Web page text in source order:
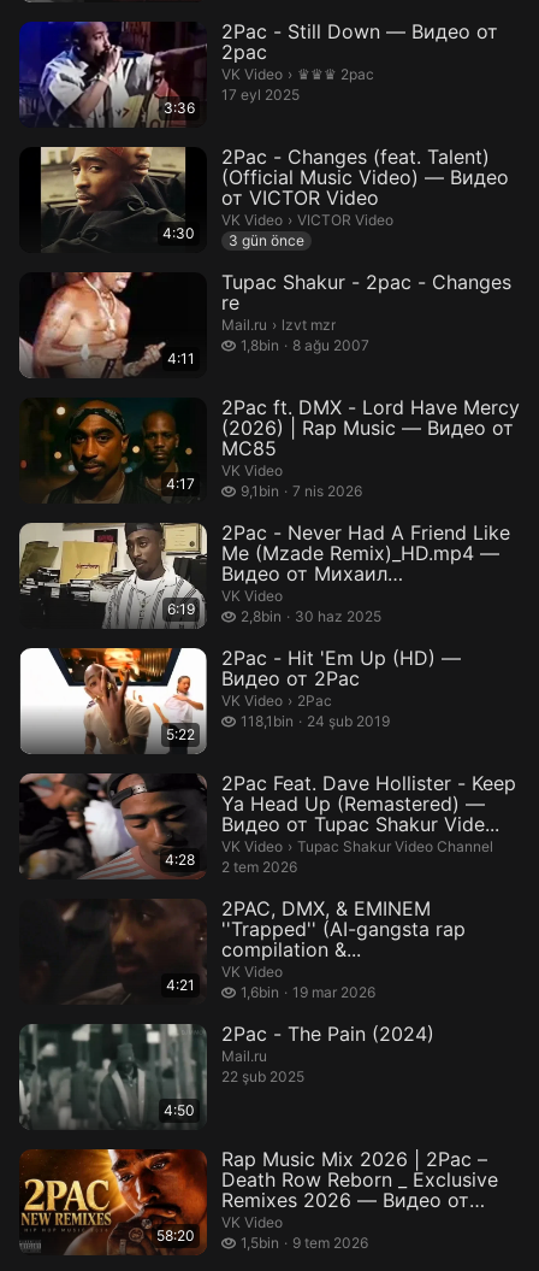
3:36
2Pac - Still Down — Видео от
2pac
VK Video › ♛♛♛ 2pac.
♛♛♛ 2pac
17 eyl 2025
4:30
2Pac - Changes (feat. Talent)
(Official Music Video) — Видео
от VICTOR Video
VK Video › VICTOR Video.
VICTOR Video
3 gün önce
4:11
Tupac Shakur - 2pac - Changes
re
Mail.ru › lzvt mzr.
lzvt mzr
1,8bin
1,8 bin izleme8 ağu 2007
4:17
2Pac ft. DMX - Lord Have Mercy
(2026) | Rap Music — Видео от
МС85
VK Video
9,1bin
9,1 bin izleme7 nis 2026
6:19
2Pac - Never Had A Friend Like
Me (Mzade Remix)_HD.mp4 —
Видео от Михаил
Архангельски...
VK Video
2,8bin
2,8 bin izleme30 haz 2025
5:22
2Pac - Hit 'Em Up (HD) —
Видео от 2Pac
VK Video › 2Pac.
2Pac
118,1bin
118,1 bin izleme24 şub 2019
4:28
2Pac Feat. Dave Hollister - Keep
Ya Head Up (Remastered) —
Видео от Tupac Shakur Vide...
VK Video › Tupac Shakur Video Channel.
Tupac Shakur Video Channel
2 tem 2026
4:21
2PAC, DMX, & EMINEM
''Trapped'' (AI-gangsta rap
compilation &...
VK Video
1,6bin
1,6 bin izleme19 mar 2026
4:50
2Pac - The Pain (2024)
Mail.ru
22 şub 2025
58:20
Rap Music Mix 2026 | 2Pac –
Death Row Reborn _ Exclusive
Remixes 2026 — Видео от
МС85
VK Video
1,5bin
1,5 bin izleme9 tem 2026